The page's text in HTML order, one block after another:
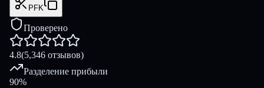
PFK
Проверено
4.8(5,346 отзывов)
Разделение прибыли
90%